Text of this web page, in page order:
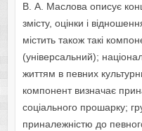
В. А. Маслова описує
змісту, оцінки і
містить також такі
(універсальний);
життям в певних
компонент визначає
соціального прошарку;
приналежністю до